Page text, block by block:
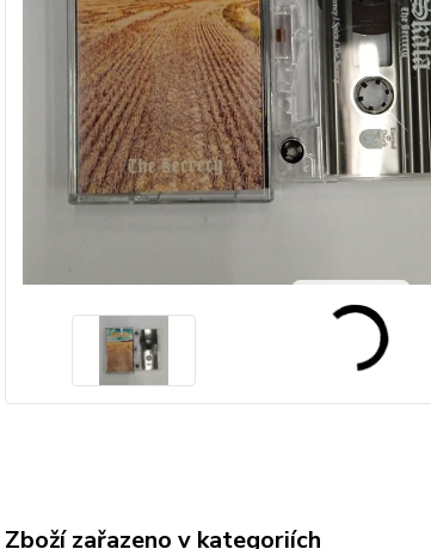
Zboží zařazeno v kategoriích